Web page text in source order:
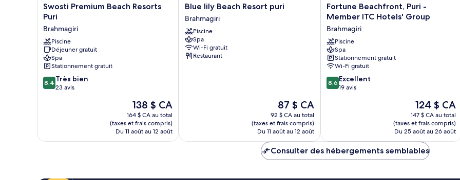
Swosti
Premium
Resorts
Puri
Brahmagiri
Swosti Premium Beach Resorts
Puri
Brahmagiri
Piscine
Déjeuner gratuit
Spa
Stationnement gratuit
8.4
sur
8,4 Très bien
23 avis
Le
prix
est
de
138 $ CA
138 $ CA
164 $ CA au total
(taxes et frais compris)
Du 11 août au 12 août
Blue
lily
Beach
Resort
puri
Brahmagiri
Blue lily Beach Resort puri
Brahmagiri
Piscine
Spa
Wi-Fi gratuit
Restaurant
Le
prix
est
de
87 $ CA
87 $ CA
92 $ CA au total
(taxes et frais compris)
Du 11 août au 12 août
Fortune
Beachfront,
-
Member
ITC
Hotels'
Group
Brahmagiri
Fortune Beachfront, Puri -
Member ITC Hotels' Group
Brahmagiri
Piscine
Spa
Stationnement gratuit
Wi-Fi gratuit
8.6
sur
8,6 Excellent
19 avis
Le
prix
est
de
124 $ CA
124 $ CA
147 $ CA au total
(taxes et frais compris)
Du 25 août au 26 août
Consulter des hébergements semblables